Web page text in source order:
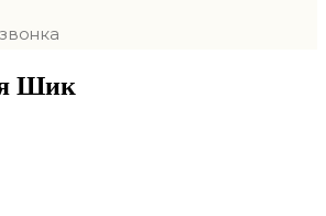
Шик